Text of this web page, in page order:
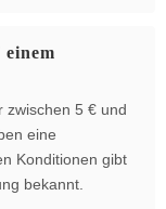
zwischen 5 € und
eine
Konditionen gibt
bekannt.